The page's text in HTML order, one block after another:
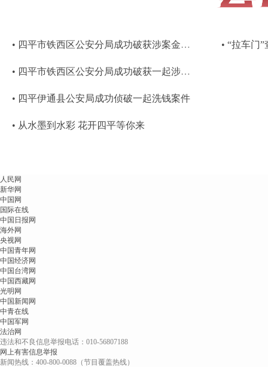
• 四平市铁西区公安分局成功破获涉案金额6千余万元洗钱案件
• 四平市铁西区公安分局成功破获一起涉案金额1700余万元非法经营案
• 四平伊通县公安局成功侦破一起洗钱案件
• 从水墨到水彩 花开四平等你来
人民网
新华网
中国网
国际在线
中国日报网
海外网
央视网
中国青年网
中国经济网
中国台湾网
中国西藏网
光明网
中国新闻网
中青在线
中国军网
法治网
违法和不良信息举报电话：010-56807188
网上有害信息举报
新闻热线：400-800-0088（节目覆盖热线）